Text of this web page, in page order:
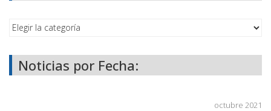
Noticias por Fecha:
octubre 2021